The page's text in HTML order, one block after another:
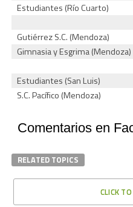
Estudiantes (Río Cuarto)
Gutiérrez S.C. (Mendoza)
Gimnasia y Esgrima (Mendoza)
Estudiantes (San Luis)
S.C. Pacífico (Mendoza)
Comentarios en
RELATED TOPICS
CLICK